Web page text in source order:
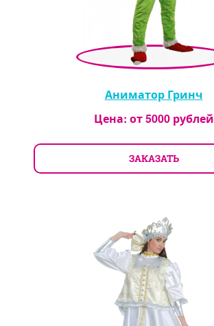
Аниматор Гринч
Цена: от5000рублей
ЗАКАЗАТЬ